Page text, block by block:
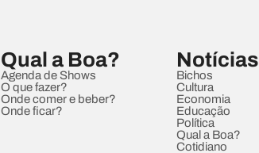
Qual a Boa?
Agenda de Shows
O que fazer?
Onde comer e beber?
Onde ficar?
Notícias
Bichos
Cultura
Economia
Educação
Política
Qual a Boa?
Cotidiano